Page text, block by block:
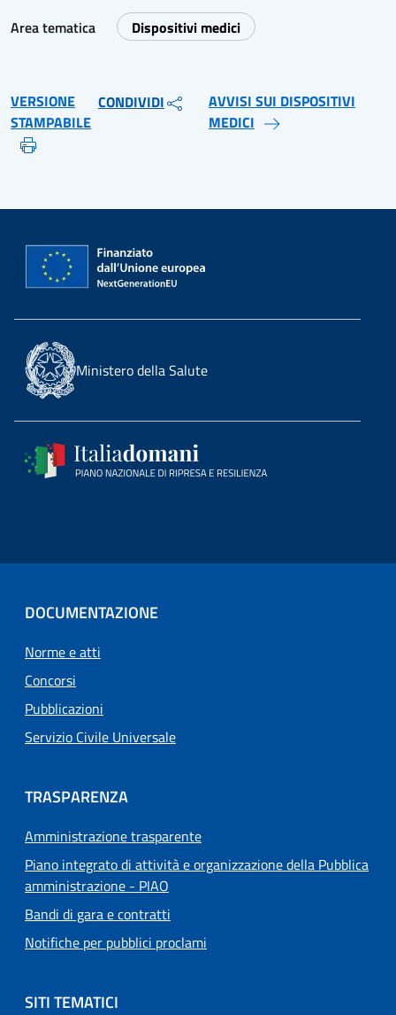
Area tematica Dispositivi medici
VERSIONE
STAMPABILE
CONDIVIDI
AVVISI SUI DISPOSITIVI
MEDICI
Ministero della Salute
DOCUMENTAZIONE
Norme e atti
Concorsi
Pubblicazioni
Servizio Civile Universale
TRASPARENZA
Amministrazione trasparente
Piano integrato di attività e organizzazione della Pubblica
amministrazione - PIAO
Bandi di gara e contratti
Notifiche per pubblici proclami
SITI TEMATICI